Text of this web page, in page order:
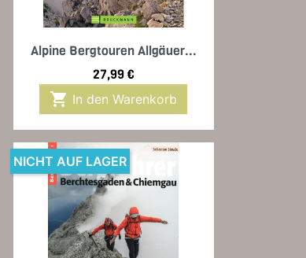
Vorschau
Alpine Bergtouren Allgäuer...
Preis
27,99 €
 In den Warenkorb
NICHT AUF LAGER